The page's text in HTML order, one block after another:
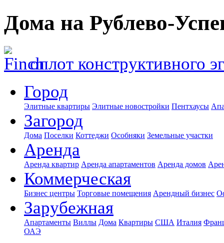
Дома на Рублево-
оплот конструктивного
Город
Элитные квартиры Элитные новостройки Пентхаусы
Загород
Дома Поселки Коттеджи Особняки Земельные участки
Аренда
Аренда квартир Аренда апартаментов Аренда домов
Коммерческая
Бизнес центры Торговые помещения Арендный бизнес
Зарубежная
Апартаменты Виллы Дома Квартиры США Италия
ОАЭ